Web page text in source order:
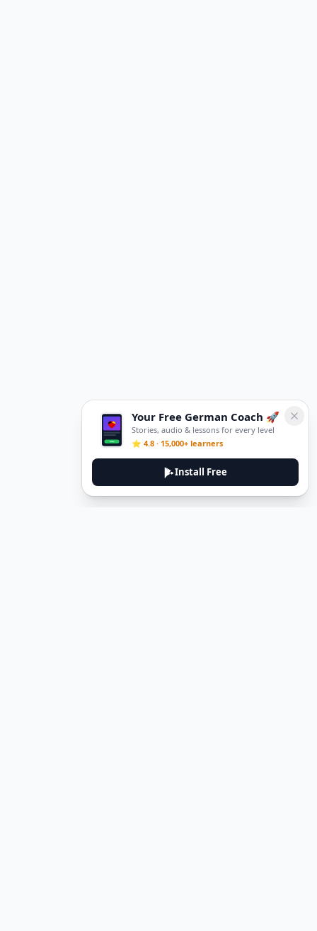
Your Free German Coach 🚀
Stories, audio & lessons for every level
⭐ 4.8 · 15,000+ learners
Install Free